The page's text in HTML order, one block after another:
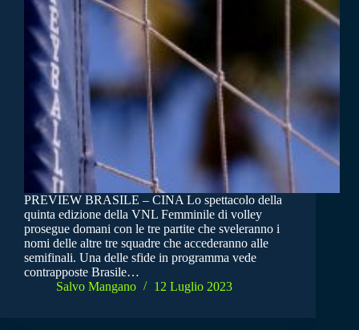
PREVIEW BRASILE – CINA Lo spettacolo della
quinta edizione della VNL Femminile di volley
prosegue domani con le tre partite che sveleranno i
nomi delle altre tre squadre che accederanno alle
semifinali. Una delle sfide in programma vede
contrapposte Brasile…
Salvo Mangano
12 Luglio 2023